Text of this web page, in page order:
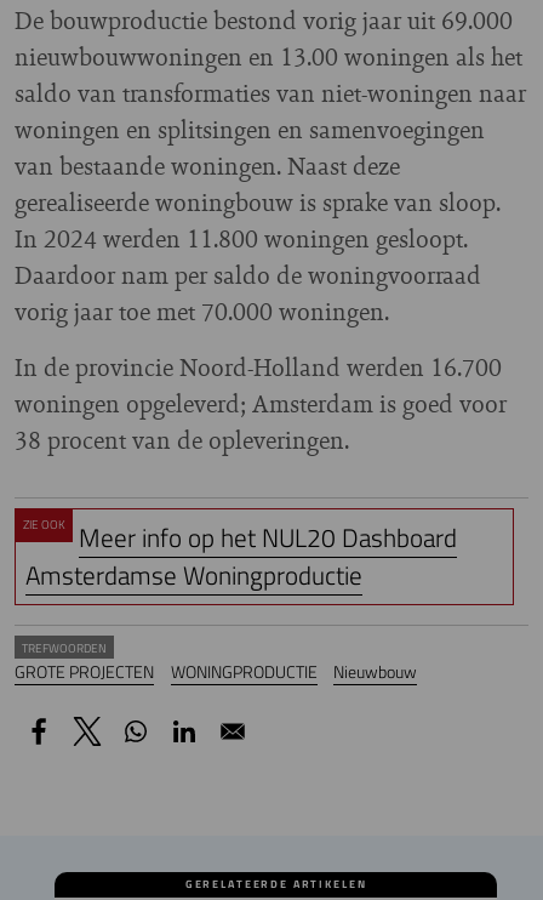
De bouwproductie bestond vorig jaar uit 69.000
nieuwbouwwoningen en 13.00 woningen als het
saldo van transformaties van niet-woningen naar
woningen en splitsingen en samenvoegingen
van bestaande woningen. Naast deze
gerealiseerde woningbouw is sprake van sloop.
In 2024 werden 11.800 woningen gesloopt.
Daardoor nam per saldo de woningvoorraad
vorig jaar toe met 70.000 woningen.
In de provincie Noord-Holland werden 16.700
woningen opgeleverd; Amsterdam is goed voor
38 procent van de opleveringen.
ZIE OOK
Meer info op het NUL20 Dashboard
Amsterdamse Woningproductie
TREFWOORDEN
GROTE PROJECTEN WONINGPRODUCTIE Nieuwbouw
GERELATEERDE ARTIKELEN